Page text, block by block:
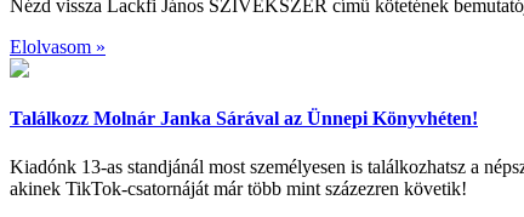
Nézd vissza Lackfi János SZÍVÉKSZER című kötetének
Elolvasom »
Találkozz Molnár Janka Sárával az Ünnepi Könyvhéten!
Kiadónk 13-as standjánál most személyesen is találkozhatsz a
akinek TikTok-csatornáját már több mint százezren követik!